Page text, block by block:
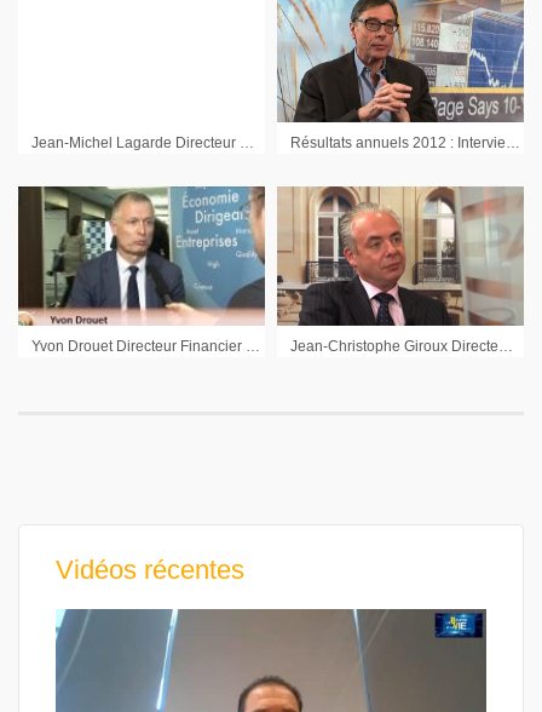
Jean-Michel Lagarde Directeur Général Adjoint Barbara Bui Résultats annuels 2012 : Interview de Jean-Noël Drouin Pdg DL Software
Vidéos récentes